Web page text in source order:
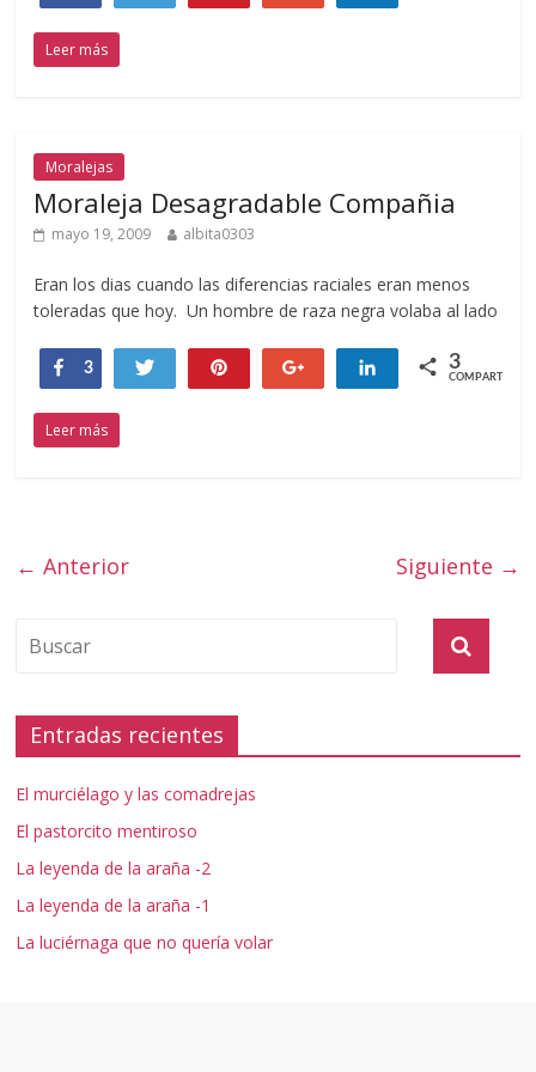
Leer más
Moralejas
Moraleja Desagradable Compañia
mayo 19, 2009 albita0303
Eran los dias cuando las diferencias raciales eran menos
toleradas que hoy. Un hombre de raza negra volaba al lado
Compartir
3 Twittear Compartir
3
COMPARTIR
Leer más
← Anterior Siguiente →
Entradas recientes
El murciélago y las comadrejas
El pastorcito mentiroso
La leyenda de la araña -2
La leyenda de la araña -1
La luciérnaga que no quería volar